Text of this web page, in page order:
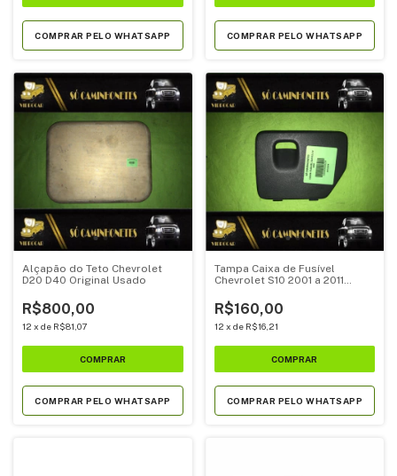
COMPRAR PELO WHATSAPP COMPRAR PELO WHATSAPP
Alçapão do Teto Chevrolet
D20 D40 Original Usado
R$800,00
12 x de R$81,07
COMPRAR PELO WHATSAPP
Tampa Caixa de Fusível
Chevrolet S10 2001 a 2011
R$160,00
12 x de R$16,21
COMPRAR PELO WHATSAPP